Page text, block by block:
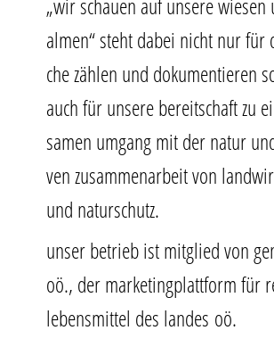
„wir schau­en auf unse­re wie­sen
almen“ steht dabei nicht nur
che zäh­len und doku­men­tie­ren
auch für unse­re bereit­schaft zu
sa­men umgang mit der natur
ven zusam­men­ar­beit von
und naturschutz.
unser betrieb ist mit­glied von
oö., der mar­ke­ting­platt­form für
lebens­mit­tel des lan­des oö.